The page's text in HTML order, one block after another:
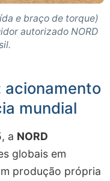
e braço de torque)
autorizado NORD
acionamento
mundial
a NORD
globais em
produção própria